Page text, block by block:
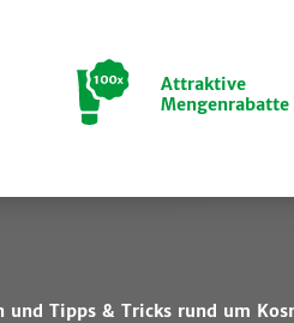
Attraktive
Mengenrabatte
Tipps & Tricks rund um